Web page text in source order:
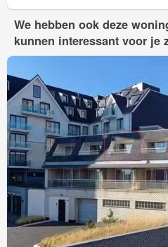
We hebben ook deze
kunnen interessant voor je